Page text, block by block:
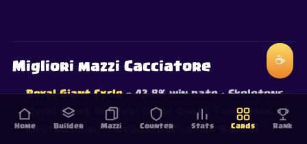
Home Builder Mazzi Counter Stats Cards Rank
Migliori mazzi Cacciatore
Royal Giant Cycle— 43.8% win rate· Skeletons,
Royal Giant, Hunter, Royal Ghost, Fisherman,
Electro Spirit, Fireball, Barbarian Barrel
☕